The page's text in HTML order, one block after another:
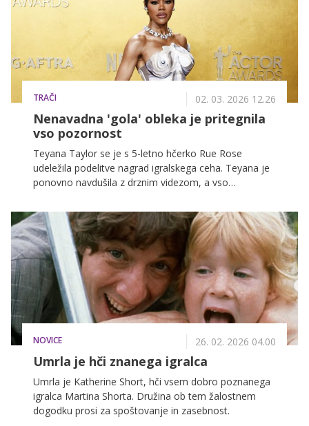
TRAČI 02. 03. 2026 12.26
Nenavadna 'gola' obleka je pritegnila
vso pozornost
Teyana Taylor se je s 5-letno hčerko Rue Rose
udeležila podelitve nagrad igralskega ceha. Teyana je
ponovno navdušila z drznim videzom, a vso
NOVICE 26. 02. 2026 04.00
Umrla je hči znanega igralca
Umrla je Katherine Short, hči vsem dobro poznanega
igralca Martina Shorta. Družina ob tem žalostnem
dogodku prosi za spoštovanje in zasebnost.